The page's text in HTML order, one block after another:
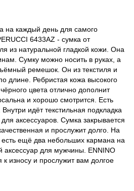
на каждый день для самого
6433AZ - сумка от
из натуральной гладкой кожи. Она
Сумку можно носить в руках, а
ремешок. Он из текстиля и
длине. Ребристая кожа высокого
цвета отлично дополнит
и хорошо смотрится. Есть
идёт текстильная подкладка
аксессуаров. Сумка закрывается
и прослужит долго. На
есть ещё два небольших кармана на
аксессуар для мужчины. ENNINO
к износу и прослужит вам долгое